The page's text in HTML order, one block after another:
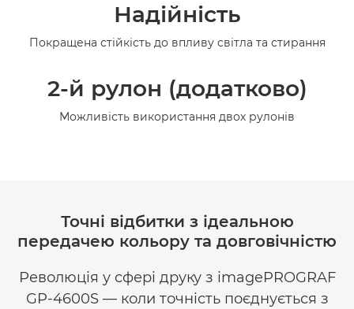
Надійність
Покращена стійкість до впливу світла та стирання
2-й рулон (додатково)
Можливість використання двох рулонів
Точні відбитки з ідеальною
передачею кольору та довговічністю
Революція у сфері друку з imagePROGRAF
GP-4600S — коли точність поєднується з